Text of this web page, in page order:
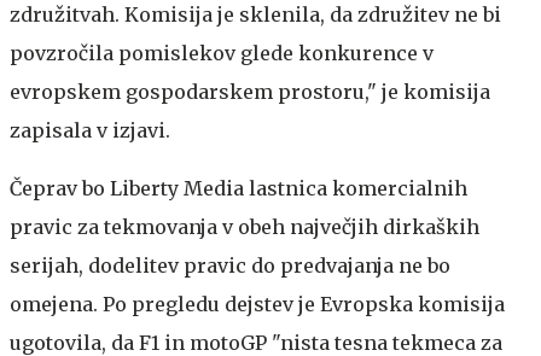
združitvah. Komisija je sklenila, da združitev ne bi
povzročila pomislekov glede konkurence v
evropskem gospodarskem prostoru," je komisija
zapisala v izjavi.
Čeprav bo Liberty Media lastnica komercialnih
pravic za tekmovanja v obeh največjih dirkaških
serijah, dodelitev pravic do predvajanja ne bo
omejena. Po pregledu dejstev je Evropska komisija
ugotovila, da F1 in motoGP "nista tesna tekmeca za